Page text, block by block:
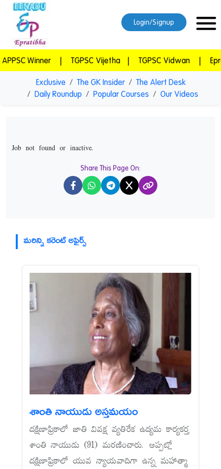
Exclusive The GK Insider
The Alert Desk
Daily Roundup
Popular Courses Our Videos
Job not found or inactive.
Share This Page On:
X
మరిన్ని కరెంట్ అఫైర్స్
శాంతి నాయుడు అస్తమయం
దక్షిణాఫ్రికాలో జాతి వివక్ష వ్యతిరేక ఉద్యమ కార్యకర్త
శాంతి నాయుడు (91) మరణించారు. అప్పట్లో
దక్షిణాఫ్రికాలో యువ న్యాయవాదిగా ఉన్న మహాత్మా
Login/Signup
Winner | TGPSC Vijetha | TGPSC Vidwan |